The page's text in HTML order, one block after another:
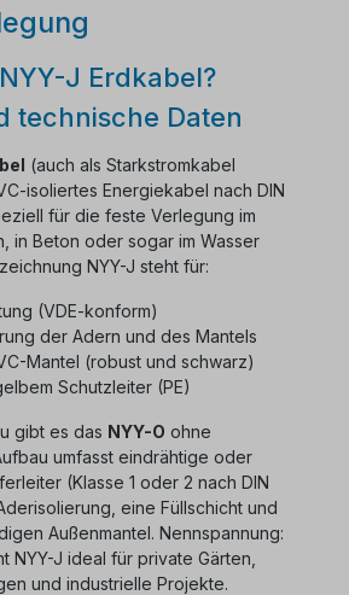
J Erdkabel?
technische Daten
(auch als Starkstromkabel
isoliertes Energiekabel nach DIN
für die feste Verlegung im
in Beton oder sogar im Wasser
NYY-J steht für:
(VDE-konform)
der Adern und des Mantels
Mantel (robust und schwarz)
Schutzleiter (PE)
gibt es das NYY-O ohne
umfasst eindrähtige oder
(Klasse 1 oder 2 nach DIN
eine Füllschicht und
Außenmantel. Nennspannung:
NYY-J ideal für private Gärten,
und industrielle Projekte.